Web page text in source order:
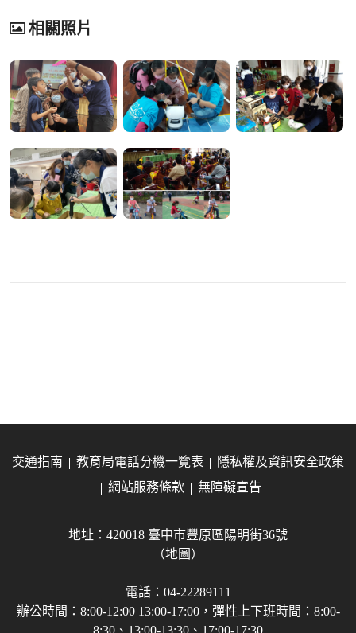
相關照片
交通指南 教育局電話分機一覽表
隱私權及資訊安全政策
網站服務條款
無障礙宣告
地址：420018 臺中市豐原區陽明街36號
（地圖）
電話：04-22289111
辦公時間：8:00-12:00 13:00-17:00，彈性上下班時間：8:00-